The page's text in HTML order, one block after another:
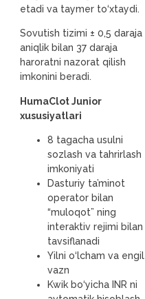
etadi va taymer to‘xtaydi.
Sovutish tizimi ± 0,5 daraja
aniqlik bilan 37 daraja
haroratni nazorat qilish
imkonini beradi.
HumaClot Junior
xususiyatlari
8 tagacha usulni
sozlash va tahrirlash
imkoniyati
Dasturiy ta’minot
operator bilan
“muloqot” ning
interaktiv rejimi bilan
tavsiflanadi
Yilni o‘lcham va engil
vazn
Kwik bo‘yicha INR ni